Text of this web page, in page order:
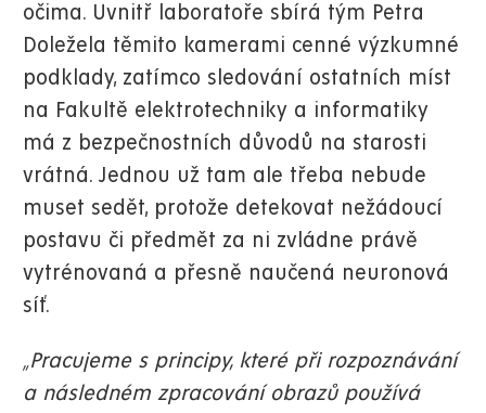
očima. Uvnitř laboratoře sbírá tým Petra
Doležela těmito kamerami cenné výzkumné
podklady, zatímco sledování ostatních míst
na Fakultě elektrotechniky a informatiky
má z bezpečnostních důvodů na starosti
vrátná. Jednou už tam ale třeba nebude
muset sedět, protože detekovat nežádoucí
postavu či předmět za ni zvládne právě
vytrénovaná a přesně naučená neuronová
síť.
„Pracujeme s principy, které při rozpoznávání
a následném zpracování obrazů používá